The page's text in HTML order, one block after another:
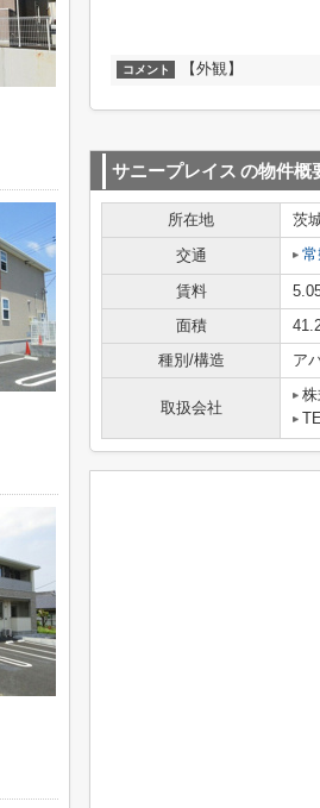
コメント 【外観】
サニープレイス の物件概
所在地 茨
交通
常
賃料
面積
種別/構造
ア
取扱会社